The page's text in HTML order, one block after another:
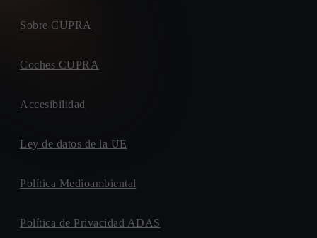
Sobre CUPRA
Coches CUPRA
Accesibilidad
Ley de datos de la UE
Política Medioambiental
Política de Privacidad ADAS